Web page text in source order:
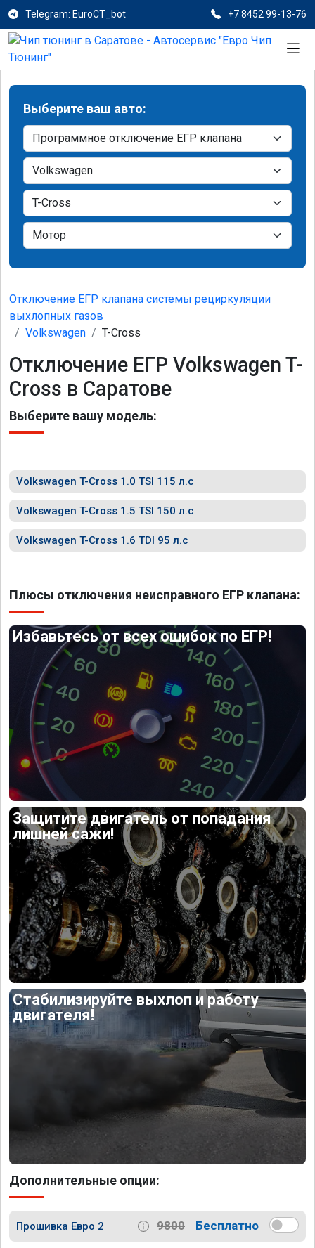
Telegram: EuroCT_bot +7 8452 99-13-76
Выберите ваш авто:
Отключение ЕГР клапана системы рециркуляции
выхлопных газов
Volkswagen
T-Cross
Отключение ЕГР Volkswagen T-
Cross в Саратове
Выберите вашу модель:
Volkswagen T-Cross 1.0 TSI 115 л.с
Volkswagen T-Cross 1.5 TSI 150 л.с
Volkswagen T-Cross 1.6 TDI 95 л.с
Плюсы отключения неисправного ЕГР клапана:
Избавьтесь от всех ошибок по ЕГР!
Защитите двигатель от попадания
лишней сажи!
Стабилизируйте выхлоп и работу
двигателя!
Дополнительные опции:
Прошивка Евро 2 9800 Бесплатно